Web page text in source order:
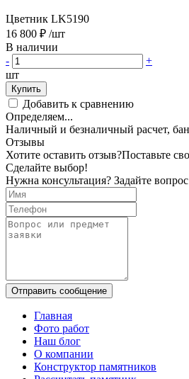
Цветник LK5190
16 800 ₽ /шт
В наличии
-
+
шт
Купить
Добавить к сравнению
Определяем...
Наличный и безналичный расчет,
Отзывы
Хотите оставить отзыв?Поставьте
Сделайте выбор!
Нужна консультация? Задайте
Отправить сообщение
Главная
Фото работ
Наш блог
О компании
Конструктор памятников